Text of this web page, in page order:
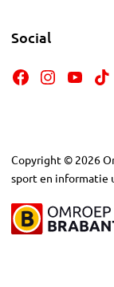
Social
Copyright © 2026
sport en informatie